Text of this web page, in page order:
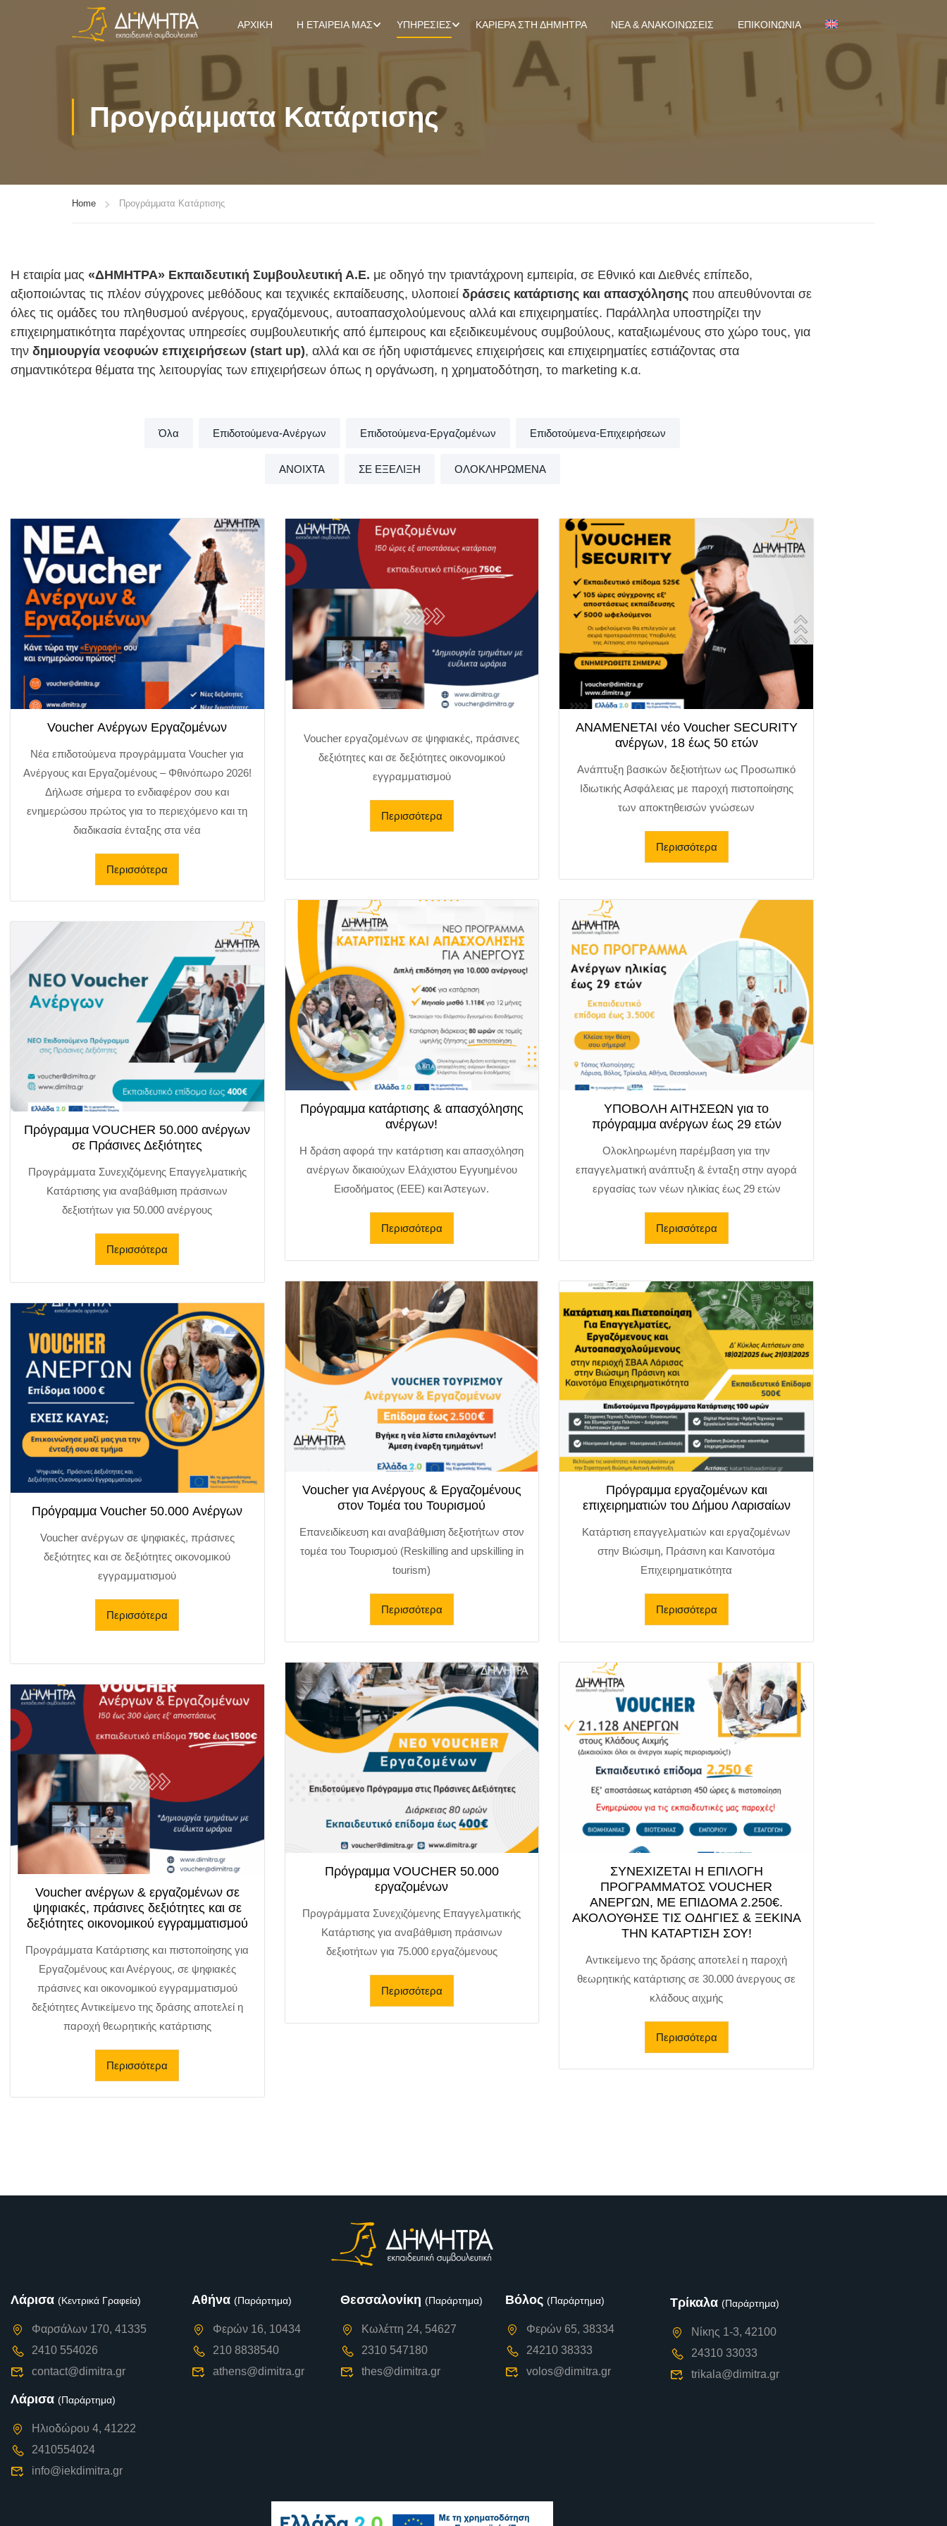
ΑΡΧΙΚΉ Η ΕΤΑΙΡΕΊΑ ΜΑΣ ΥΠΗΡΕΣΊΕΣ ΚΑΡΙΈΡΑ ΣΤΗ ΔΉΜΗΤΡΑ ΝΈΑ & ΑΝΑΚΟΙΝΏΣΕΙΣ ΕΠΙΚΟΙΝΩΝΊΑ
Προγράμματα Κατάρτισης
Home Προγράμματα Κατάρτισης
Η εταιρία μας «ΔΗΜΗΤΡΑ» Εκπαιδευτική Συμβουλευτική Α.Ε. με οδηγό την τριαντάχρονη εμπειρία, σε Εθνικό και Διεθνές επίπεδο,
αξιοποιώντας τις πλέον σύγχρονες μεθόδους και τεχνικές εκπαίδευσης, υλοποιεί δράσεις κατάρτισης και απασχόλησης που απευθύνονται σε
όλες τις ομάδες του πληθυσμού ανέργους, εργαζόμενους, αυτοαπασχολούμενους αλλά και επιχειρηματίες. Παράλληλα υποστηρίζει την
επιχειρηματικότητα παρέχοντας υπηρεσίες συμβουλευτικής από έμπειρους και εξειδικευμένους συμβούλους, καταξιωμένους στο χώρο τους, για
την δημιουργία νεοφυών επιχειρήσεων (start up), αλλά και σε ήδη υφιστάμενες επιχειρήσεις και επιχειρηματίες εστιάζοντας στα
σημαντικότερα θέματα της λειτουργίας των επιχειρήσεων όπως η οργάνωση, η χρηματοδότηση, το marketing κ.α.
Όλα Επιδοτούμενα-Ανέργων Επιδοτούμενα-Εργαζομένων Επιδοτούμενα-Επιχειρήσεων
ΑΝΟΙΧΤΑ ΣΕ ΕΞΕΛΙΞΗ ΟΛΟΚΛΗΡΩΜΕΝΑ
Voucher Ανέργων Εργαζομένων
Νέα επιδοτούμενα προγράμματα Voucher για
Ανέργους και Εργαζομένους – Φθινόπωρο 2026!
Δήλωσε σήμερα το ενδιαφέρον σου και
ενημερώσου πρώτος για το περιεχόμενο και τη
διαδικασία ένταξης στα νέα
Περισσότερα
Voucher εργαζομένων σε ψηφιακές, πράσινες
δεξιότητες και σε δεξιότητες οικονομικού
εγγραμματισμού
Περισσότερα
ΑΝΑΜΕΝΕΤΑΙ νέο Voucher SECURITY
ανέργων, 18 έως 50 ετών
Ανάπτυξη βασικών δεξιοτήτων ως Προσωπικό
Ιδιωτικής Ασφάλειας με παροχή πιστοποίησης
των αποκτηθεισών γνώσεων
Περισσότερα
Πρόγραμμα κατάρτισης & απασχόλησης
ανέργων!
Η δράση αφορά την κατάρτιση και απασχόληση
ανέργων δικαιούχων Ελάχιστου Εγγυημένου
Εισοδήματος (ΕΕΕ) και Άστεγων.
Περισσότερα
ΥΠΟΒΟΛΗ ΑΙΤΗΣΕΩΝ για το
πρόγραμμα ανέργων έως 29 ετών
Ολοκληρωμένη παρέμβαση για την
επαγγελματική ανάπτυξη & ένταξη στην αγορά
εργασίας των νέων ηλικίας έως 29 ετών
Περισσότερα
Πρόγραμμα VOUCHER 50.000 ανέργων
σε Πράσινες Δεξιότητες
Προγράμματα Συνεχιζόμενης Επαγγελματικής
Κατάρτισης για αναβάθμιση πράσινων
δεξιοτήτων για 50.000 ανέργους
Περισσότερα
Voucher για Ανέργους & Εργαζομένους
στον Τομέα του Τουρισμού
Επανειδίκευση και αναβάθμιση δεξιοτήτων στον
τομέα του Τουρισμού (Reskilling and upskilling in
tourism)
Περισσότερα
Πρόγραμμα εργαζομένων και
επιχειρηματιών του Δήμου Λαρισαίων
Κατάρτιση επαγγελματιών και εργαζομένων
στην Βιώσιμη, Πράσινη και Καινοτόμα
Επιχειρηματικότητα
Περισσότερα
Πρόγραμμα Voucher 50.000 Ανέργων
Voucher ανέργων σε ψηφιακές, πράσινες
δεξιότητες και σε δεξιότητες οικονομικού
εγγραμματισμού
Περισσότερα
Πρόγραμμα VOUCHER 50.000
εργαζομένων
Προγράμματα Συνεχιζόμενης Επαγγελματικής
Κατάρτισης για αναβάθμιση πράσινων
δεξιοτήτων για 75.000 εργαζόμενους
Περισσότερα
ΣΥΝΕΧΙΖΕΤΑΙ Η ΕΠΙΛΟΓΗ
ΠΡΟΓΡΑΜΜΑΤΟΣ VOUCHER
ΑΝΕΡΓΩΝ, ΜΕ ΕΠΙΔΟΜΑ 2.250€.
ΑΚΟΛΟΥΘΗΣΕ ΤΙΣ ΟΔΗΓΙΕΣ & ΞΕΚΙΝΑ
ΤΗΝ ΚΑΤΑΡΤΙΣΗ ΣΟΥ!
Αντικείμενο της δράσης αποτελεί η παροχή
θεωρητικής κατάρτισης σε 30.000 άνεργους σε
κλάδους αιχμής
Περισσότερα
Voucher ανέργων & εργαζομένων σε
ψηφιακές, πράσινες δεξιότητες και σε
δεξιότητες οικονομικού εγγραμματισμού
Προγράμματα Κατάρτισης και πιστοποίησης για
Εργαζομένους και Ανέργους, σε ψηφιακές
πράσινες και οικονομικού εγγραμματισμού
δεξιότητες Αντικείμενο της δράσης αποτελεί η
παροχή θεωρητικής κατάρτισης
Περισσότερα
Λάρισα (Κεντρικά Γραφεία)
Φαρσάλων 170, 41335
2410 554026
contact@dimitra.gr
Λάρισα (Παράρτημα)
Ηλιοδώρου 4, 41222
2410554024
info@iekdimitra.gr
Αθήνα (Παράρτημα)
Φερών 16, 10434
210 8838540
athens@dimitra.gr
Θεσσαλονίκη (Παράρτημα)
Κωλέττη 24, 54627
2310 547180
thes@dimitra.gr
Βόλος (Παράρτημα)
Φερών 65, 38334
24210 38333
volos@dimitra.gr
Τρίκαλα (Παράρτημα)
Νίκης 1-3, 42100
24310 33033
trikala@dimitra.gr